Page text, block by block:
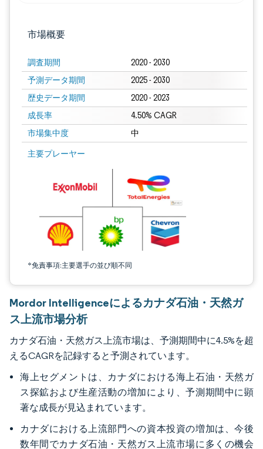
市場概要
調査期間 2020 - 2030
予測データ期間 2025 - 2030
歴史データ期間 2020 - 2023
成長率 4.50% CAGR
市場集中度 中
主要プレーヤー
*免責事項:主要選手の並び順不同
画像 © Mordor Intelligence。再利用にはCC BY 4.0の表示が必要です。
Mordor Intelligenceによるカナダ石油・天然ガ
ス上流市場分析
カナダ石油・天然ガス上流市場は、予測期間中に4.5%を超
えるCAGRを記録すると予測されています。
海上セグメントは、カナダにおける海上石油・天然ガ
ス探鉱および生産活動の増加により、予測期間中に顕
著な成長が見込まれています。
カナダにおける上流部門への資本投資の増加は、今後
数年間でカナダ石油・天然ガス上流市場に多くの機会